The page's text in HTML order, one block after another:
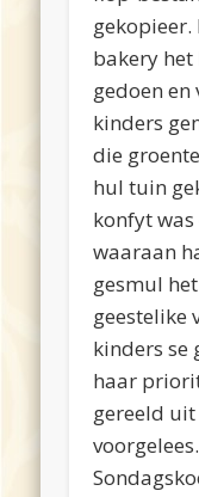
gekopieer.
bakery
gedoen
kinders
die
hul tuin
konfyt was
waaraan
gesmul
geestelike
kinders se
haar
gereeld